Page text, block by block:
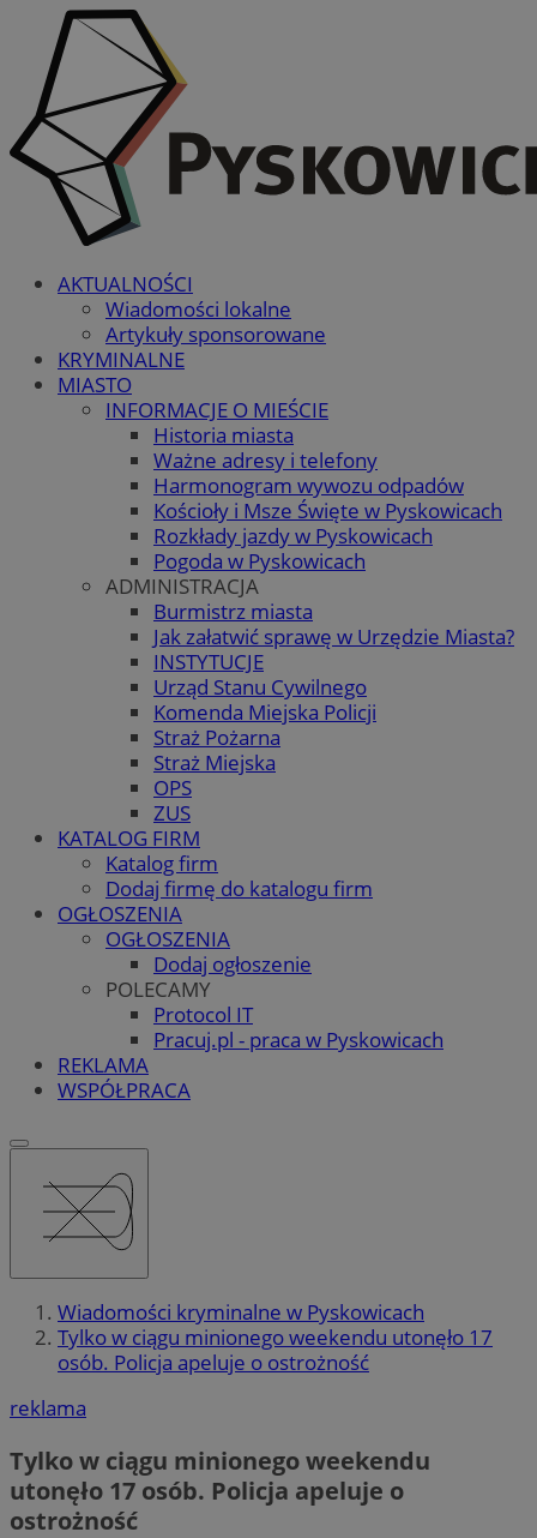
AKTUALNOŚCI
Wiadomości lokalne
Artykuły sponsorowane
KRYMINALNE
MIASTO
INFORMACJE O MIEŚCIE
Historia miasta
Ważne adresy i telefony
Harmonogram wywozu odpadów
Kościoły i Msze Święte w Pyskowicach
Rozkłady jazdy w Pyskowicach
Pogoda w Pyskowicach
ADMINISTRACJA
Burmistrz miasta
Jak załatwić sprawę w Urzędzie Miasta?
INSTYTUCJE
Urząd Stanu Cywilnego
Komenda Miejska Policji
Straż Pożarna
Straż Miejska
OPS
ZUS
KATALOG FIRM
Katalog firm
Dodaj firmę do katalogu firm
OGŁOSZENIA
OGŁOSZENIA
Dodaj ogłoszenie
POLECAMY
Protocol IT
Pracuj.pl - praca w Pyskowicach
REKLAMA
WSPÓŁPRACA
Wiadomości kryminalne w Pyskowicach
Tylko w ciągu minionego weekendu utonęło 17
osób. Policja apeluje o ostrożność
reklama
Tylko w ciągu minionego weekendu
utonęło 17 osób. Policja apeluje o
ostrożność